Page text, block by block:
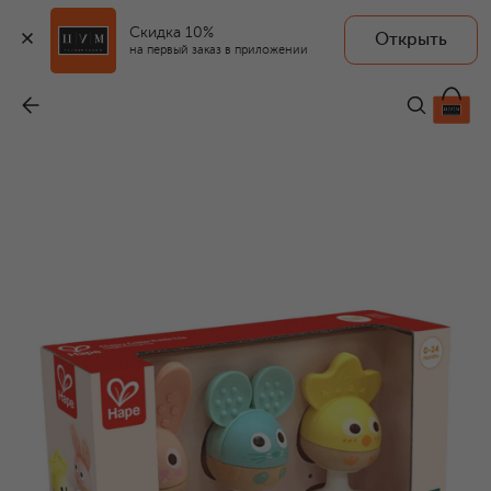
Скидка 10%
на первый заказ в приложении
Открыть
3 250 ₽